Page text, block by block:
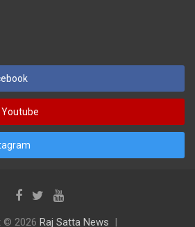
Youtube
© 2026 Raj Satta News